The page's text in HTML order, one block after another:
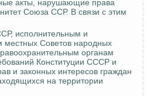
акты, нарушающие права
Союза ССР. В связи с этим
исполнительным и
местных Советов народных
органам
Конституции СССР и
и законных интересов граждан
на территории